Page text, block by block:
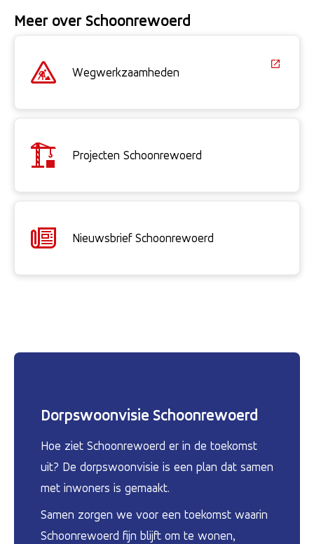
Meer over Schoonrewoerd
Wegwerkzaamheden(Deze link gaat naar een
Projecten Schoonrewoerd
Nieuwsbrief Schoonrewoerd
Dorpswoonvisie Schoonrewoerd
Hoe ziet Schoonrewoerd er in de toekomst
uit? De dorpswoonvisie is een plan dat samen
met inwoners is gemaakt.
Samen zorgen we voor een toekomst waarin
Schoonrewoerd fijn blijft om te wonen,